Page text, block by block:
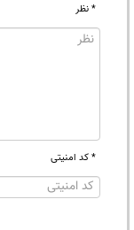
* نظر
* کد امنیتی